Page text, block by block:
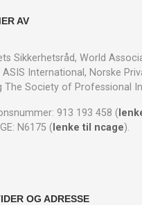
AV
Sikkerhetsråd, World
ASIS International, Norske
The Society of Professional
913 193 458 (
N6175 ( lenke til ncage).
OG ADRESSE